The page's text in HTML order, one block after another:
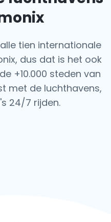
tien internationale
dus dat is het ook
+10.000 steden van
met de luchthavens,
24/7 rijden.